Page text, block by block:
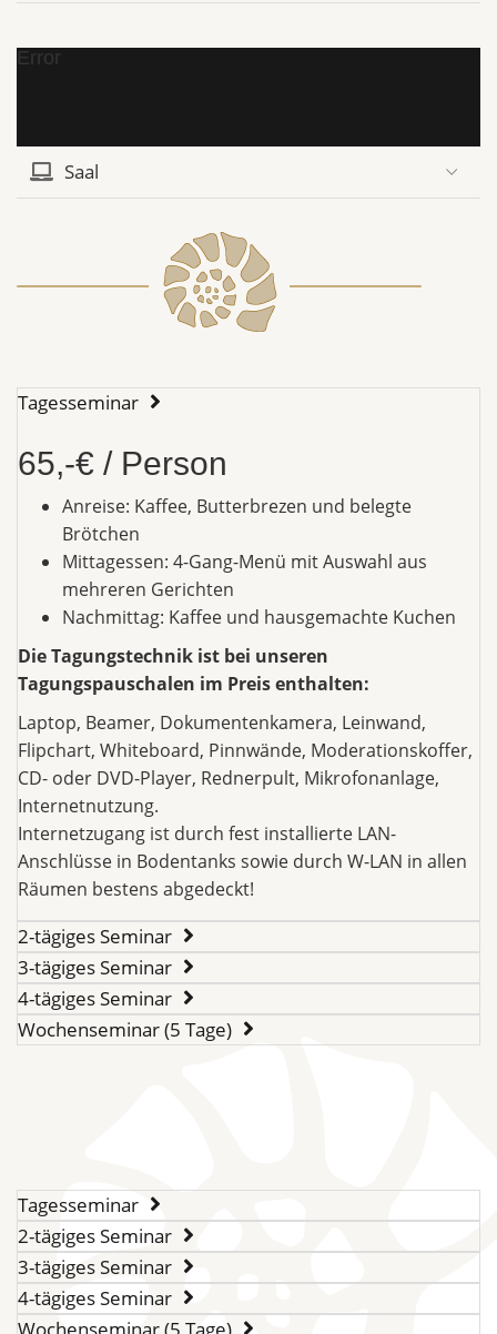
Error
Saal
Tagesseminar
65,-€ / Person
Anreise: Kaffee, Butterbrezen und belegte
Brötchen
Mittagessen: 4-Gang-Menü mit Auswahl aus
mehreren Gerichten
Nachmittag: Kaffee und hausgemachte Kuchen
Die Tagungstechnik ist bei unseren
Tagungspauschalen im Preis enthalten:
Laptop, Beamer, Dokumentenkamera, Leinwand,
Flipchart, Whiteboard, Pinnwände, Moderationskoffer,
CD- oder DVD-Player, Rednerpult, Mikrofonanlage,
Internetnutzung.
Internetzugang ist durch fest installierte LAN-
Anschlüsse in Bodentanks sowie durch W-LAN in allen
Räumen bestens abgedeckt!
2-tägiges Seminar
3-tägiges Seminar
4-tägiges Seminar
Wochenseminar (5 Tage)
Tagesseminar
2-tägiges Seminar
3-tägiges Seminar
4-tägiges Seminar